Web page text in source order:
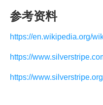
参考资料
https://en.wikipedia.org/
https://
https://